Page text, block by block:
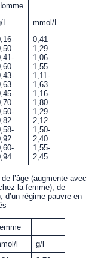
L
mmol/L
0,41-
1,29
1,06-
1,55
1,11-
1,63
1,16-
1,80
1,29-
2,12
1,50-
2,40
1,55-
2,45
l’âge (augmente avec
la femme), de
d’un régime pauvre en
l
g/l